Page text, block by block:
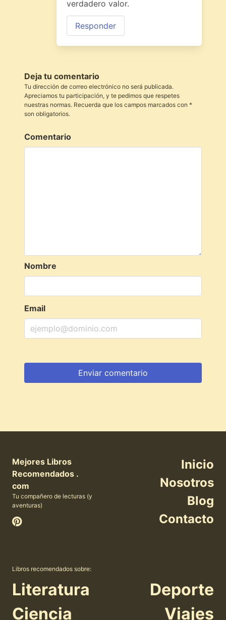
verdadero valor.
Responder
Deja tu comentario
Tu dirección de correo electrónico no será publicada.
Apreciamos tu participación, y te pedimos que respetes
nuestras normas. Recuerda que los campos marcados con *
son obligatorios.
Comentario
Nombre
Email
Mejores Libros
Recomendados .
com
Tu compañero de lecturas (y
aventuras)
Inicio
Nosotros
Blog
Contacto
Libros recomendados sobre:
Literatura
Ciencia
Deporte
Viajes